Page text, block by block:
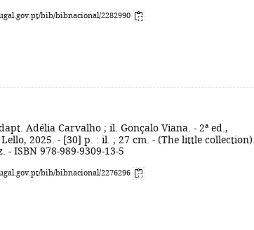
bib/bibnacional/2282990
Adélia Carvalho ; il. Gonçalo Viana. - 2ª ed.,
2025. - [30] p. : il. ; 27 cm. - (The little
ISBN 978-989-9309-13-5
bib/bibnacional/2276296